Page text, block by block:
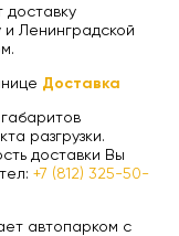
доставку
Ленинградской
Доставка
разгрузки.
доставки Вы
+7 (812) 325-50-
автопарком с